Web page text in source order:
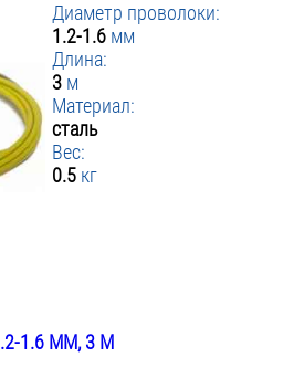
Диаметр проволоки:
1.2-1.6 мм
Длина:
3 м
Материал:
сталь
Вес:
0.5 кг
1.6 ММ, 3 М